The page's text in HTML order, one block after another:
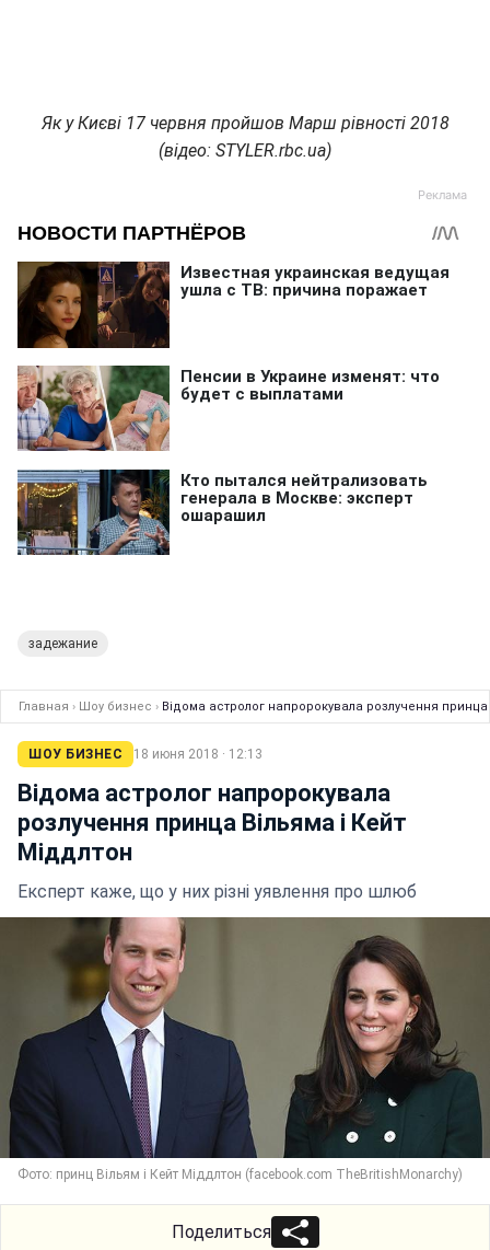
Як у Києві 17 червня пройшов Марш рівності 2018
(відео: STYLER.rbc.ua)
задежание
Главная › Шоу бизнес › Відома астролог напророкувала розлучення принца
ШОУ БИЗНЕС 18 июня 2018 · 12:13
Відома астролог напророкувала
розлучення принца Вільяма і Кейт
Міддлтон
Експерт каже, що у них різні уявлення про шлюб
Фото: принц Вільям і Кейт Міддлтон (facebook.com TheBritishMonarchy)
Поделиться